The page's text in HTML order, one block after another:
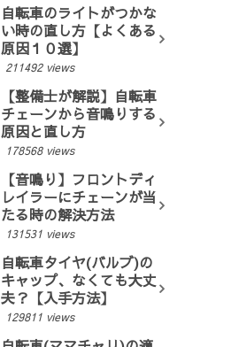
自転車のライトがつかな
い時の直し方【よくある
原因１０選】
211492 views
【整備士が解説】自転車
チェーンから音鳴りする
原因と直し方
178568 views
【音鳴り】フロントディ
レイラーにチェーンが当
たる時の解決方法
131531 views
自転車タイヤ(バルブ)の
キャップ、なくても大丈
夫？【入手方法】
129811 views